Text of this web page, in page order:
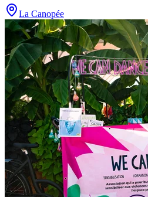
La Canopée